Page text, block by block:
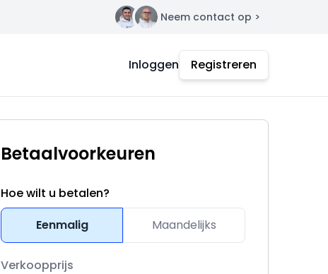
Contact Neem contact op >
Inloggen Registreren
Betaalvoorkeuren
Hoe wilt u betalen?
Eenmalig
Maandelijks
Verkoopprijs